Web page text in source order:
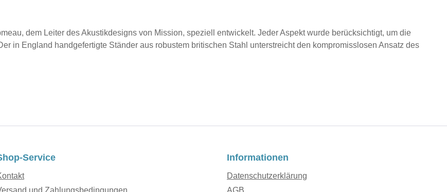
dem Leiter des Akustikdesigns von Mission, speziell entwickelt. Jeder Aspekt wurde berücksichtigt, um die
in England handgefertigte Ständer aus robustem britischen Stahl unterstreicht den kompromisslosen Ansatz des
Service Informationen
Datenschutzerklärung